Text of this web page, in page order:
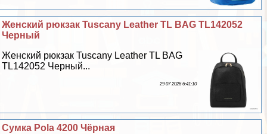
Женский рюкзак Tuscany Leather TL BAG TL142052
Черный
Женский рюкзак Tuscany Leather TL BAG
TL142052 Черный...
29 07 2026 6:41:10
Сумка Pola 4200 Чёрная